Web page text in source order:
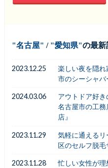
名古屋 / 愛知県 の最新
2023.12.25
楽しい夜を隠
市のシーシャバ
2024.03.06
アウトドア好き
名古屋市の工
店』
2023.11.29
気軽に通える
区のセルフ脱毛
2023.11.28
忙しい女性が